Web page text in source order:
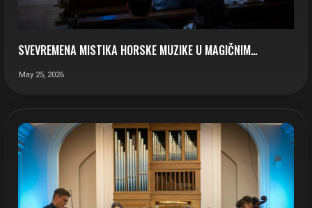
SVEVREMENA MISTIKA HORSKE MUZIKE U MAGIČNIM…
May 25, 2026